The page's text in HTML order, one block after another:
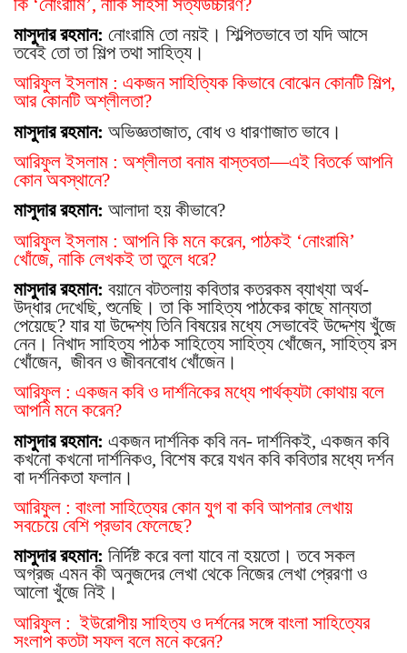
মাসুদার রহমান: নোংরামি তো নয়ই। শিল্পিতভাবে তা যদি আসে
তবেই তো তা শিল্প তথা সাহিত্য।
আরিফুল ইসলাম : একজন সাহিত্যিক কিভাবে বোঝেন কোনটি শিল্প,
আর কোনটি অশ্লীলতা?
মাসুদার রহমান: অভিজ্ঞতাজাত, বোধ ও ধারণাজাত ভাবে।
আরিফুল ইসলাম : অশ্লীলতা বনাম বাস্তবতা—এই বিতর্কে আপনি
কোন অবস্থানে?
মাসুদার রহমান: আলাদা হয় কীভাবে?
আরিফুল ইসলাম : আপনি কি মনে করেন, পাঠকই ‘নোংরামি’
খোঁজে, নাকি লেখকই তা তুলে ধরে?
মাসুদার রহমান: বয়ানে বটতলায় কবিতার কতরকম ব্যাখ্যা অর্থ-
উদ্ধার দেখেছি, শুনেছি। তা কি সাহিত্য পাঠকের কাছে মান্যতা
পেয়েছে? যার যা উদ্দেশ্য তিনি বিষয়ের মধ্যে সেভাবেই উদ্দেশ্য খুঁজে
নেন। নিখাদ সাহিত্য পাঠক সাহিত্যে সাহিত্য খোঁজেন, সাহিত্য রস
খোঁজেন, জীবন ও জীবনবোধ খোঁজেন।
আরিফুল : একজন কবি ও দার্শনিকের মধ্যে পার্থক্যটা কোথায় বলে
আপনি মনে করেন?
মাসুদার রহমান: একজন দার্শনিক কবি নন- দার্শনিকই, একজন কবি
কখনো কখনো দার্শনিকও, বিশেষ করে যখন কবি কবিতার মধ্যে দর্শন
বা দর্শনিকতা ফলান।
আরিফুল : বাংলা সাহিত্যের কোন যুগ বা কবি আপনার লেখায়
সবচেয়ে বেশি প্রভাব ফেলেছে?
মাসুদার রহমান: নির্দিষ্ট করে বলা যাবে না হয়তো। তবে সকল
অগ্রজ এমন কী অনুজদের লেখা থেকে নিজের লেখা প্রেরণা ও
আলো খুঁজে নিই।
আরিফুল : ইউরোপীয় সাহিত্য ও দর্শনের সঙ্গে বাংলা সাহিত্যের
সংলাপ কতটা সফল বলে মনে করেন?